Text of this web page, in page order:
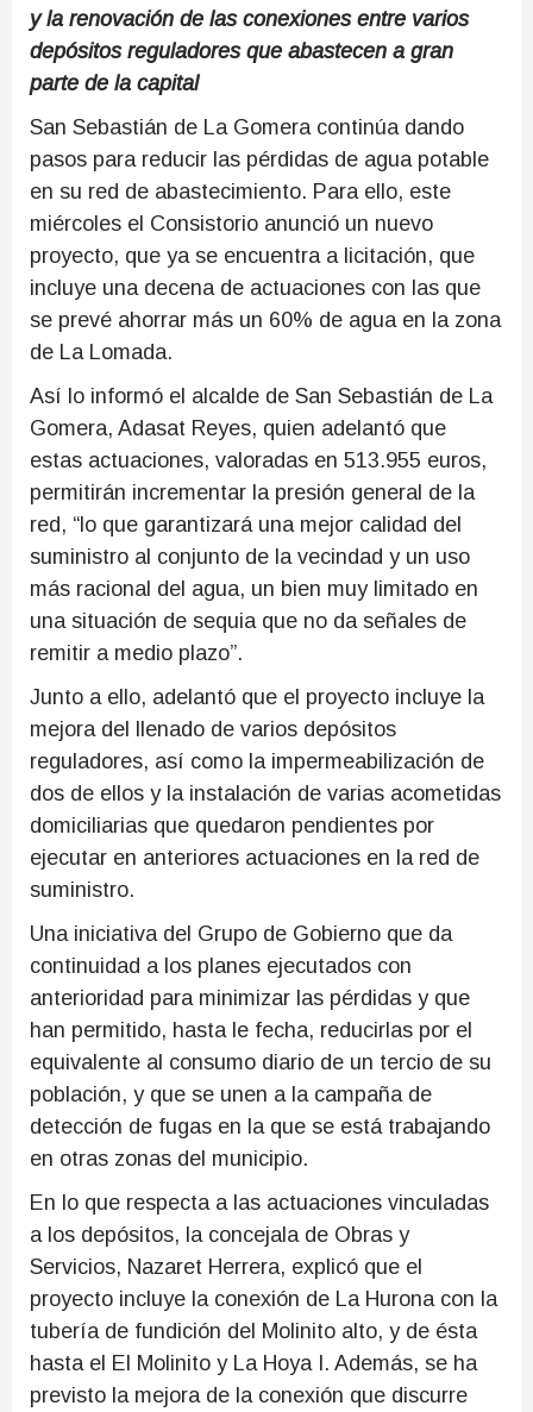
y la renovación de las conexiones entre varios
depósitos reguladores que abastecen a gran
parte de la capital
San Sebastián de La Gomera continúa dando
pasos para reducir las pérdidas de agua potable
en su red de abastecimiento. Para ello, este
miércoles el Consistorio anunció un nuevo
proyecto, que ya se encuentra a licitación, que
incluye una decena de actuaciones con las que
se prevé ahorrar más un 60% de agua en la zona
de La Lomada.
Así lo informó el alcalde de San Sebastián de La
Gomera, Adasat Reyes, quien adelantó que
estas actuaciones, valoradas en 513.955 euros,
permitirán incrementar la presión general de la
red, “lo que garantizará una mejor calidad del
suministro al conjunto de la vecindad y un uso
más racional del agua, un bien muy limitado en
una situación de sequia que no da señales de
remitir a medio plazo”.
Junto a ello, adelantó que el proyecto incluye la
mejora del llenado de varios depósitos
reguladores, así como la impermeabilización de
dos de ellos y la instalación de varias acometidas
domiciliarias que quedaron pendientes por
ejecutar en anteriores actuaciones en la red de
suministro.
Una iniciativa del Grupo de Gobierno que da
continuidad a los planes ejecutados con
anterioridad para minimizar las pérdidas y que
han permitido, hasta le fecha, reducirlas por el
equivalente al consumo diario de un tercio de su
población, y que se unen a la campaña de
detección de fugas en la que se está trabajando
en otras zonas del municipio.
En lo que respecta a las actuaciones vinculadas
a los depósitos, la concejala de Obras y
Servicios, Nazaret Herrera, explicó que el
proyecto incluye la conexión de La Hurona con la
tubería de fundición del Molinito alto, y de ésta
hasta el El Molinito y La Hoya I. Además, se ha
previsto la mejora de la conexión que discurre